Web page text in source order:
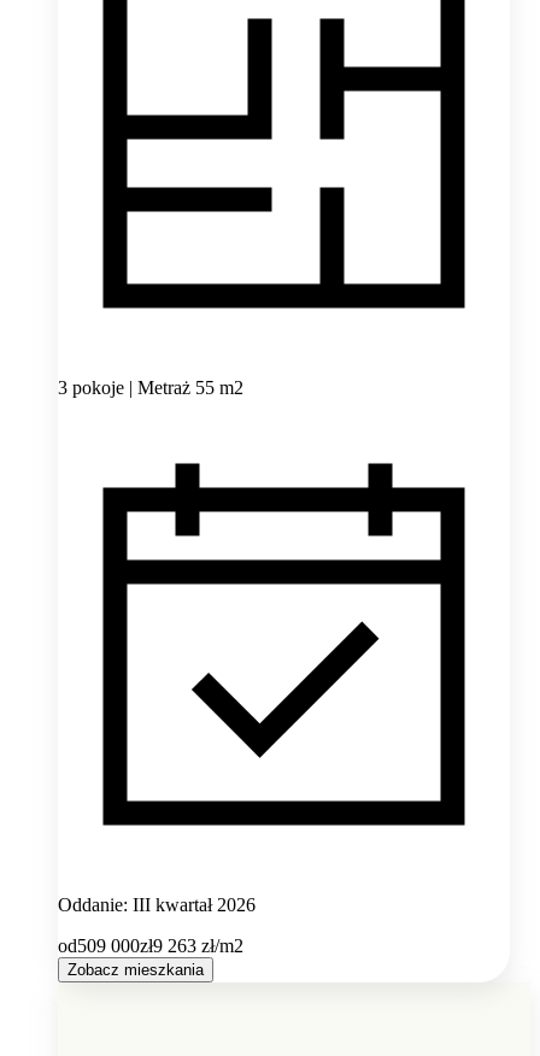
3 pokoje | Metraż 55 m2
Oddanie: III kwartał 2026
od509 000zł9 263 zł/m2
Zobacz mieszkania